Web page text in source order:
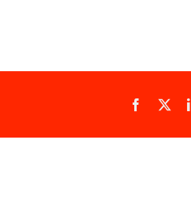
Facebook